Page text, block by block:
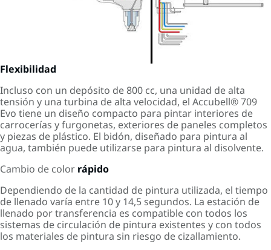
Flexibilidad
Incluso con un depósito de 800 cc, una unidad de alta
tensión y una turbina de alta velocidad, el Accubell® 709
Evo tiene un diseño compacto para pintar interiores de
carrocerías y furgonetas, exteriores de paneles completos
y piezas de plástico. El bidón, diseñado para pintura al
agua, también puede utilizarse para pintura al disolvente.
Cambio de color rápido
Dependiendo de la cantidad de pintura utilizada, el tiempo
de llenado varía entre 10 y 14,5 segundos. La estación de
llenado por transferencia es compatible con todos los
sistemas de circulación de pintura existentes y con todos
los materiales de pintura sin riesgo de cizallamiento.